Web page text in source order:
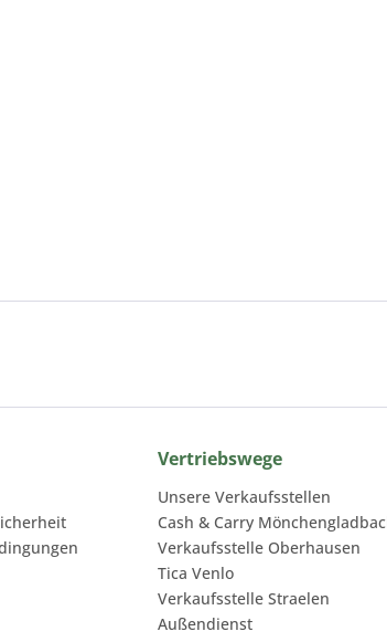
Vertriebswege
Unsere Verkaufsstellen
Cash & Carry
Verkaufsstelle Oberhausen
Tica Venlo
Verkaufsstelle Straelen
Außendienst